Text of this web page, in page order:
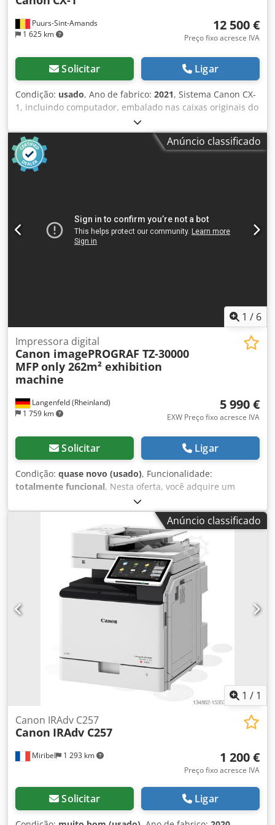
Puurs-Sint-Amands
1 625 km
12 500 €
Preço fixo acresce IVA
Solicitar Ligar
Condição: usado, Ano de fabrico: 2021, Sistema Canon CX-
1, incluindo computador, embalado nas caixas originais do
fabricante. Número de série: 210141 – Ano de compra:
2022 Dedpfjzmxqrox Amlskr O sistema foi adquirido para
um breve estudo clínico e foi utilizado muito pouco;
encontra-se em perfeito estado de conservação.
Anúncio classificado
1 / 6
Langenfeld (Rheinland)
1 759 km
Impressora digital
Canon imagePROGRAF TZ-30000
MFPonly 262m² exhibition
machine
5 990 €
EXW Preço fixo acresce IVA
Solicitar Ligar
Condição: quase novo (usado), Funcionalidade:
totalmente funcional, Nesta oferta, você adquire um
sistema de grande formato/plotter "Canon imagePROGRAF
TZ-30000" em condição quase nova. Objeto de venda: 1 x
Canon imagePROGRAF TZ-30000 Inclui scanner
Contadores: Total: Aproximadamente 262 m² Condição:
Esta oferta refere-se a um equipamento usado, que pode
apresentar sinais de uso (pequenos arranhões ou
amarelamento). O equipamento foi testado quanto ao seu
funcionamento. Uma impressão de teste pode ser vista na
foto. Embalagem e envio: Você pode examinar o
equipamento durante nosso horário comercial. Por favor,
agende uma visita! Dedpfjx Svrtsx Amlokr Embalagem
solicitação! Antes do envio ou retirada, um vídeo do teste
de funcionamento será gravado para você. Para mais
informações, sinta-se à vontade para entrar em contato
Anúncio classificado
1 / 1
Miribel 1 293 km
Canon IRAdv C257
Canon IRAdv C257
1 200 €
Preço fixo acresce IVA
Solicitar Ligar